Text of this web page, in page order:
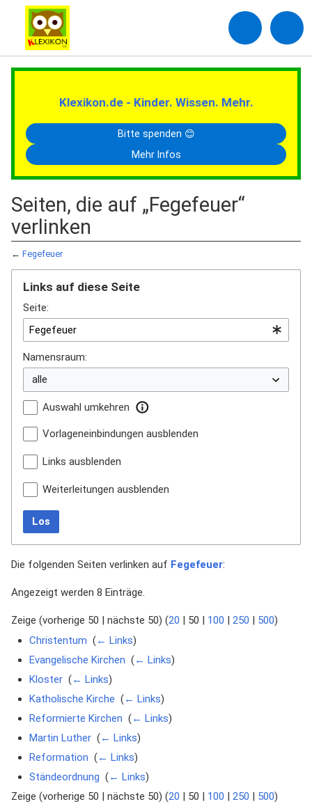
Klexikon.de - Kinder. Wissen. Mehr.
Bitte spenden 😊
Mehr Infos
Seiten, die auf „Fegefeuer“
verlinken
← Fegefeuer
Links auf diese Seite
Seite:
Namensraum:
Auswahl umkehren
Vorlageneinbindungen ausblenden
Links ausblenden
Weiterleitungen ausblenden
Los
Die folgenden Seiten verlinken auf Fegefeuer:
Angezeigt werden 8 Einträge.
Zeige (vorherige 50 nächste 50) (20 50 100 250 500)
Christentum (← Links)
Evangelische Kirchen (← Links)
Kloster‎ (← Links)
Katholische Kirche (← Links)
Reformierte Kirchen (← Links)
Martin Luther‎ (← Links)
Reformation (← Links)
Ständeordnung (← Links)
Zeige (vorherige 50 | nächste 50) (20 | 50 | 100 | 250 | 500)